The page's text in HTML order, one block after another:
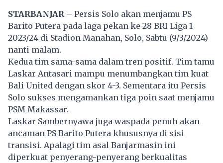
STARBANJAR – Persis Solo akan menjamu PS
Barito Putera pada laga pekan ke-28 BRI Liga 1
2023/24 di Stadion Manahan, Solo, Sabtu (9/3/2024)
nanti malam.
Kedua tim sama-sama dalam tren positif. Tim tamu
Laskar Antasari mampu menumbangkan tim kuat
Bali United dengan skor 4-3. Sementara itu Persis
Solo sukses mengamankan tiga poin saat menjamu
PSM Makassar.
Laskar Sambernyawa juga waspada penuh akan
ancaman PS Barito Putera khususnya di sisi
transisi. Apalagi tim asal Banjarmasin ini
diperkuat penyerang-penyerang berkualitas